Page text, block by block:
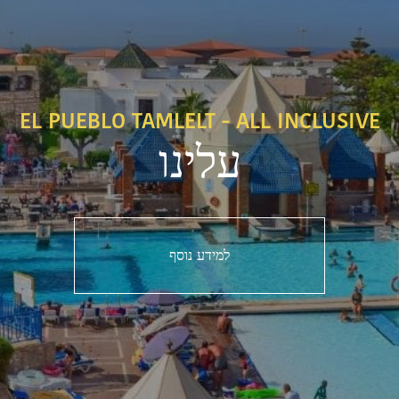
EL PUEBLO TAMLELT - ALL INCLUSIVE
עלינו
למידע נוסף